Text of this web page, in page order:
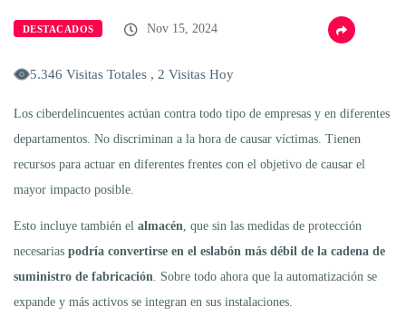
DESTACADOS Nov 15, 2024
5.346 Visitas Totales , 2 Visitas Hoy
Los ciberdelincuentes actúan contra todo tipo de empresas y en diferentes
departamentos. No discriminan a la hora de causar víctimas. Tienen
recursos para actuar en diferentes frentes con el objetivo de causar el
mayor impacto posible.
Esto incluye también el almacén , que sin las medidas de protección
necesarias podría convertirse en el eslabón más débil de la cadena de
suministro de fabricación . Sobre todo ahora que la automatización se
expande y más activos se integran en sus instalaciones.